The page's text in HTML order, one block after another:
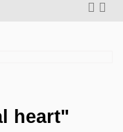
heart"